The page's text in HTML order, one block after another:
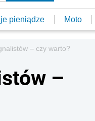
pieniądze Moto
– czy warto?
–